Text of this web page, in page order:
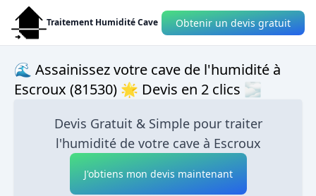
Traitement Humidité Cave Obtenir un devis gratuit
🌊 Assainissez votre cave de l'humidité à
Escroux (81530) 🌟 Devis en 2 clics 🌫
Devis Gratuit & Simple pour traiter
l'humidité de votre cave à Escroux
J'obtiens mon devis maintenant